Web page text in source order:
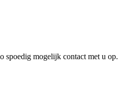
spoedig mogelijk contact met u op.